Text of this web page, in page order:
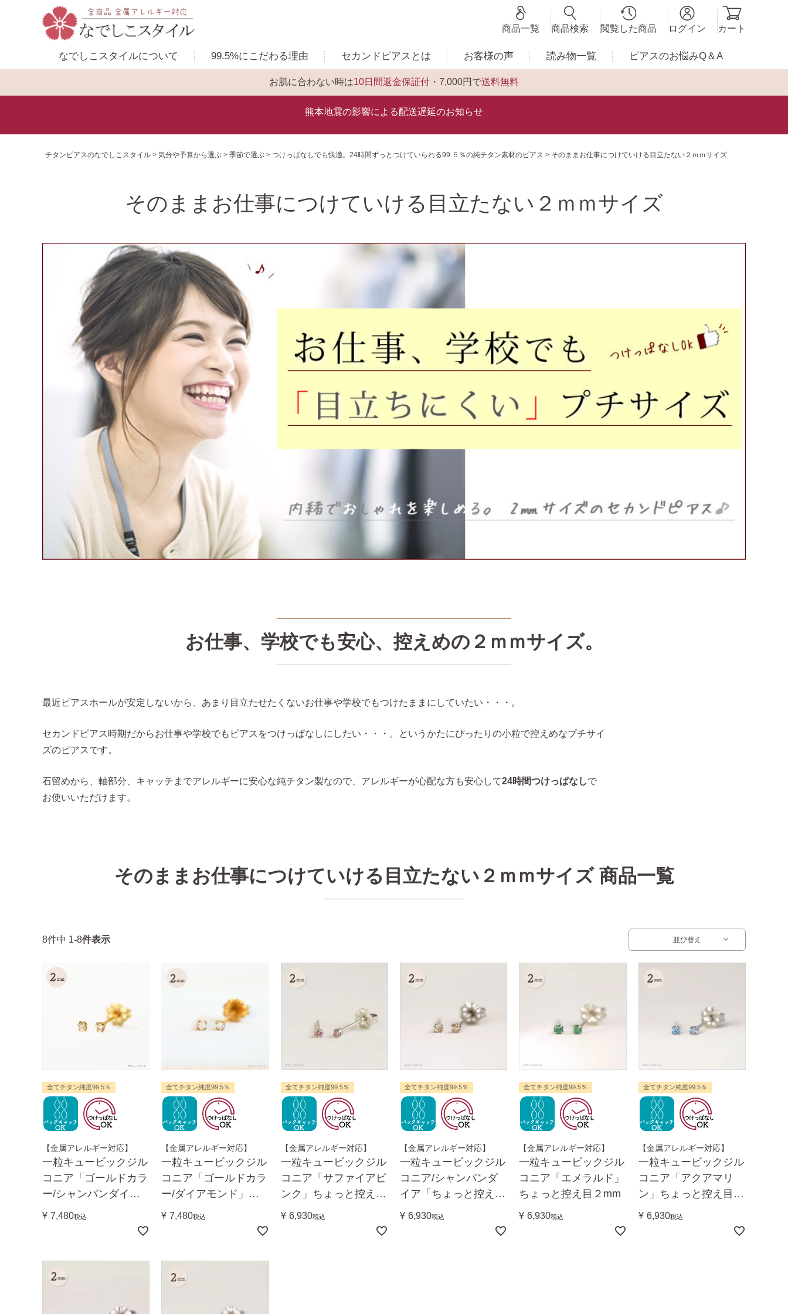
商品一覧 商品検索 閲覧した商品 ログイン カート
なでしこスタイルについて 99.5%にこだわる理由 セカンドピアスとは お客様の声 読み物一覧 ピアスのお悩みQ＆A
お肌に合わない時は10日間返金保証付 ・7,000円で送料無料
熊本地震の影響による配送遅延のお知らせ
チタンピアスのなでしこスタイル 気分や予算から選ぶ 季節で選ぶ つけっぱなしでも快適。24時間ずっとつけていられる99.５％の純チタン素材のピアス そのままお仕事につけていける目立たない２ｍｍサイズ
そのままお仕事につけていける目立たない２ｍｍサイズ
お仕事、学校でも安心、控えめの２ｍｍサイズ。
最近ピアスホールが安定しないから、あまり目立たせたくないお仕事や学校でもつけたままにしていたい・・・。
セカンドピアス時期だからお仕事や学校でもピアスをつけっぱなしにしたい・・・。というかたにぴったりの小粒で控えめなプチサイ
ズのピアスです。
石留めから、軸部分、キャッチまでアレルギーに安心な純チタン製なので、アレルギーが心配な方も安心して24時間つけっぱなしで
お使いいただけます。
そのままお仕事につけていける目立たない２ｍｍサイズ 商品一覧
並び替え
8件中 1-8件表示
全てチタン純度99.5％
【金属アレルギー対応】
一粒キュービックジル
コニア「ゴールドカラ
ー/シャンパンダイ
ア」ちょっと控え目２
¥ 7,480税込
全てチタン純度99.5％
【金属アレルギー対応】
一粒キュービックジル
コニア「ゴールドカラ
ー/ダイアモンド」ち
ょっと控え目２mm
¥ 7,480税込
全てチタン純度99.5％
【金属アレルギー対応】
一粒キュービックジル
コニア「サファイアピ
ンク」ちょっと控え目
２mm
¥ 6,930税込
全てチタン純度99.5％
【金属アレルギー対応】
一粒キュービックジル
コニア/シャンパンダ
イア「ちょっと控え目
２mm」
¥ 6,930税込
全てチタン純度99.5％
【金属アレルギー対応】
一粒キュービックジル
コニア「エメラルド」
ちょっと控え目２mm
¥ 6,930税込
全てチタン純度99.5％
【金属アレルギー対応】
一粒キュービックジル
コニア「アクアマリ
ン」ちょっと控え目２
mm
¥ 6,930税込